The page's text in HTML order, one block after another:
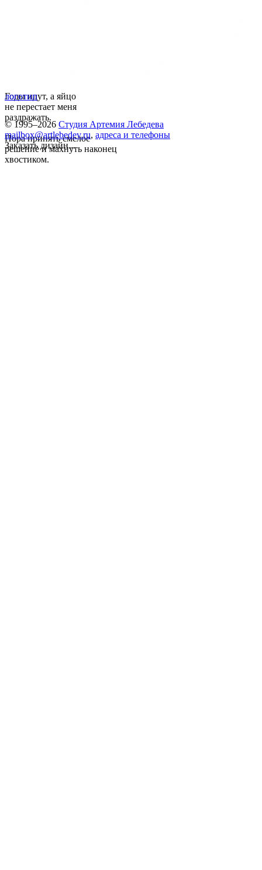
Годы идут, а яйцо
не перестает меня
раздражать.
Пора принять смелое
решение и махнуть наконец
хвостиком.
логотип
© 1995–2026 Студия Артемия Лебедева
mailbox@artlebedev.ru, адреса и телефоны
Заказать дизайн...